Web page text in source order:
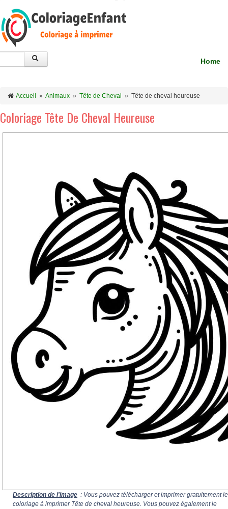
Home
Accueil » Animaux » Tête de Cheval » Tête de cheval heureuse
Coloriage Tête De Cheval Heureuse
Description de l'image : Vous pouvez télécharger et imprimer gratuitement le
coloriage à imprimer Tête de cheval heureuse. Vous pouvez également le